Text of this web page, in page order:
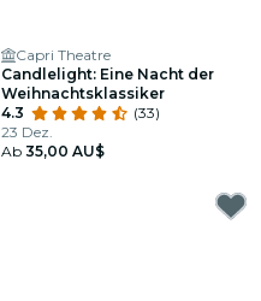
Capri Theatre
Candlelight: Eine Nacht der
Weihnachtsklassiker
4.3
(33)
23 Dez.
Ab 35,00 AU$